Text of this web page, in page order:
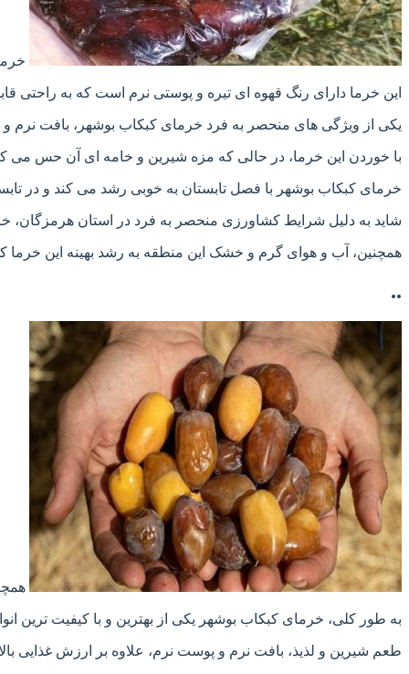
این خرما دارای رنگ قهوه ای تیره و پوستی نرم است که به راحتی
یکی از ویژگی های منحصر به فرد خرمای کبکاب بوشهر، بافت نرم
با خوردن این خرما، در حالی که مزه شیرین و خامه ای آن حس می
خرمای کبکاب بوشهر با فصل تابستان به خوبی رشد می کند و در
شاید به دلیل شرایط کشاورزی منحصر به فرد در استان هرمزگان،
همچنین، آب و هوای گرم و خشک این منطقه به رشد بهینه این
..
به طور کلی، خرمای کبکاب بوشهر یکی از بهترین و با کیفیت ترین
طعم شیرین و لذیذ، بافت نرم و پوست نرم، علاوه بر ارزش غذایی